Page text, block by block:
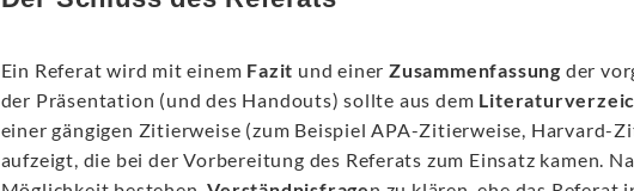
Ein Referat wird mit einem Fazit und einer Zusammenfassung der
der Präsentation (und des Handouts) sollte aus dem
einer gängigen Zitierweise (zum Beispiel APA-Zitierweise, Harvard-
aufzeigt, die bei der Vorbereitung des Referats zum Einsatz kamen.